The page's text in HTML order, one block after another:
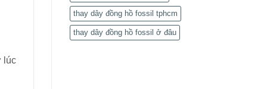
lúc
thay dây đồng hồ fossil tphcm
thay dây đồng hồ fossil ở đâu